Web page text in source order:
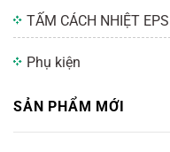
TẤM CÁCH NHIỆT EPS
Phụ kiện
SẢN PHẨM MỚI